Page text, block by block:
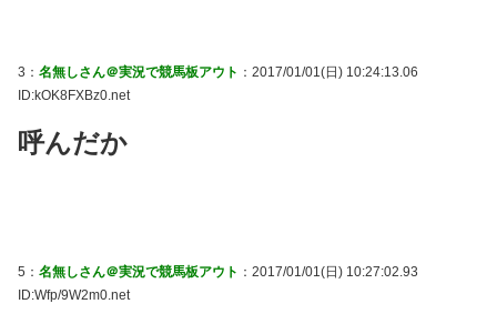
3： 名無しさん＠実況で競馬板アウト ：2017/01/01(日) 10:24:13.06
ID:kOK8FXBz0.net
呼んだか
5： 名無しさん＠実況で競馬板アウト ：2017/01/01(日) 10:27:02.93
ID:Wfp/9W2m0.net